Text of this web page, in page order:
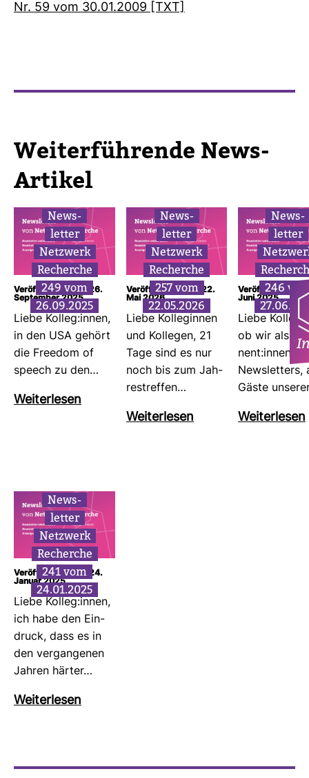
Nr. 59 vom 30.01.2009 [TXT]
Wei­ter­füh­rende News-​
Artikel
News­
letter
Netz­werk
Recherche
249 vom
26.09.2025
Veröffentlicht am: 26.
September 2025
Liebe Kolleg:innen,
in den USA gehört
die Freedom of
speech zu den…
Wei­ter­lesen
News­
letter
Netz­werk
Recherche
257 vom
22.05.2026
Veröffentlicht am: 22.
Mai 2026
Liebe Kol­le­ginnen
und Kol­legen, 21
Tage sind es nur
noch bis zum Jah­
res­treffen…
Wei­ter­lesen
News­
letter
246
Veröffentlicht
Juni 2025
Liebe
ob wir als
nent:innen
News­let­ters,
Gäste
Wei­ter­lesen
News­
letter
Netz­werk
Recherche
241 vom
24.01.2025
Veröffentlicht am: 24.
Januar 2025
Liebe Kolleg:innen,
ich habe den Ein­
druck, dass es in
den ver­gan­genen
Jahren härter…
Wei­ter­lesen